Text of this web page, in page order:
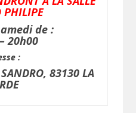
PHILIPE
de :
20h00
:
83130 LA